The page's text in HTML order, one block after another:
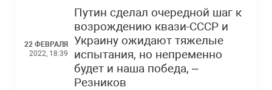
22 ФЕВРАЛЯ
2022, 18:39
Путин сделал очередной шаг к
возрождению квази-СССР и
Украину ожидают тяжелые
испытания, но непременно
будет и наша победа, –
Резников